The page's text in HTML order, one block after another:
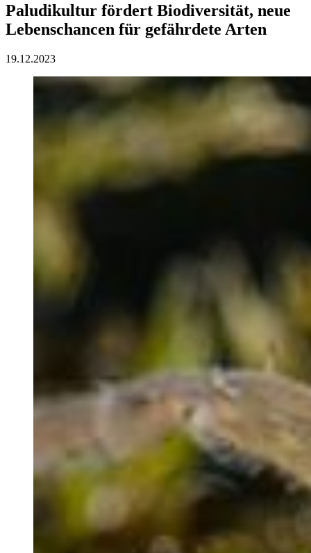
Paludikultur fördert Biodiversität, neue
Lebenschancen für gefährdete Arten
19.12.2023